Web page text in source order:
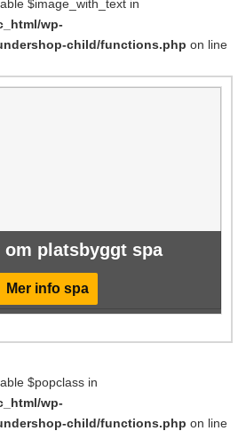
$image_with_text in
wp-
child/functions.php on line
om platsbyggt spa
Mer info spa
$popclass in
wp-
child/functions.php on line